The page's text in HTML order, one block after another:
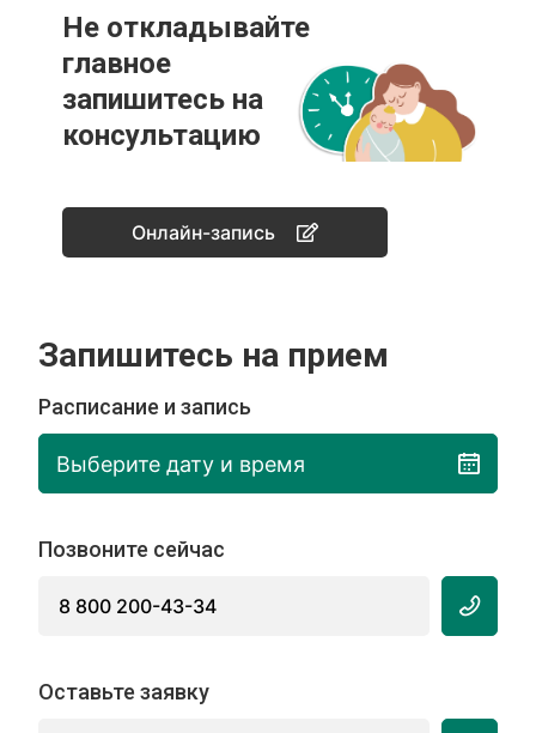
Не откладывайте
главное
запишитесь на
консультацию
Онлайн-запись
Запишитесь на прием
Расписание и запись
Выберите дату и время
Позвоните сейчас
8 800 200-43-34
Оставьте заявку